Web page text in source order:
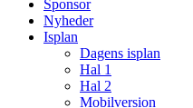
Sponsor
Nyheder
Isplan
Dagens isplan
Hal 1
Hal 2
Mobilversion